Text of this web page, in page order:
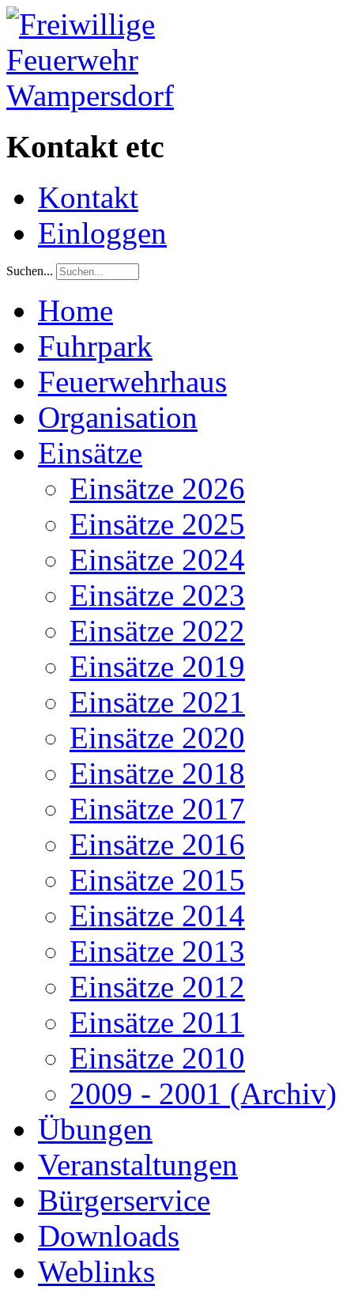
Kontakt etc
Kontakt
Einloggen
Suchen...
Home
Fuhrpark
Feuerwehrhaus
Organisation
Einsätze
Einsätze 2026
Einsätze 2025
Einsätze 2024
Einsätze 2023
Einsätze 2022
Einsätze 2019
Einsätze 2021
Einsätze 2020
Einsätze 2018
Einsätze 2017
Einsätze 2016
Einsätze 2015
Einsätze 2014
Einsätze 2013
Einsätze 2012
Einsätze 2011
Einsätze 2010
2009 - 2001 (Archiv)
Übungen
Veranstaltungen
Bürgerservice
Downloads
Weblinks